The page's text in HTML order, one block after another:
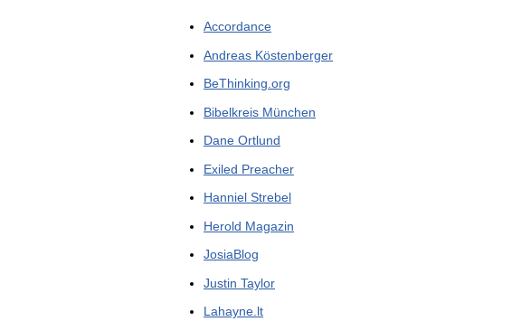
Accordance
Andreas Köstenberger
BeThinking.org
Bibelkreis München
Dane Ortlund
Exiled Preacher
Hanniel Strebel
Herold Magazin
JosiaBlog
Justin Taylor
Lahayne.lt